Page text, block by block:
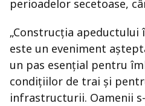
perioadelor secetoase,
„Construcția
este un eveniment
un pas esențial pentru
condițiilor de trai și
infrastructurii. Oamenii